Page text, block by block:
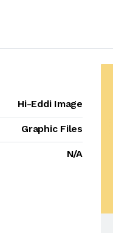
Hi-Eddi Image
Graphic Files
N/A